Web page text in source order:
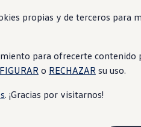
propias y de terceros
para ofrecerte contenido
o RECHAZARsu uso.
. ¡Gracias por visitarnos!